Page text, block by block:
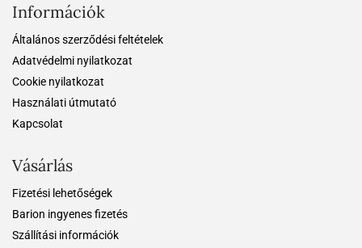
Információk
Általános szerződési feltételek
Adatvédelmi nyilatkozat
Cookie nyilatkozat
Használati útmutató
Kapcsolat
Vásárlás
Fizetési lehetőségek
Barion ingyenes fizetés
Szállítási információk